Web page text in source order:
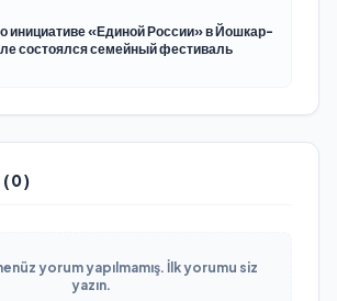
инициативе «Единой России» в Йошкар-
состоялся семейный фестиваль
(0)
yorum yapılmamış. İlk yorumu siz
yazın.